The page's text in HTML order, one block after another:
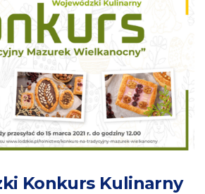
Konkurs Kulinarny